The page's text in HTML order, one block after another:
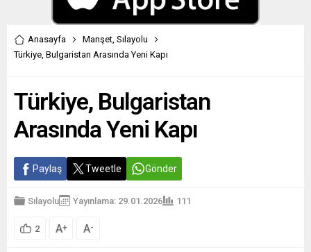
Anasayfa Manşet, Sılayolu
Türkiye, Bulgaristan Arasında Yeni Kapı
Türkiye, Bulgaristan
Arasında Yeni Kapı
Paylaş Tweetle Gönder
Sılayolu Yayınlama: 29.01.2026 111
2 A+ A-